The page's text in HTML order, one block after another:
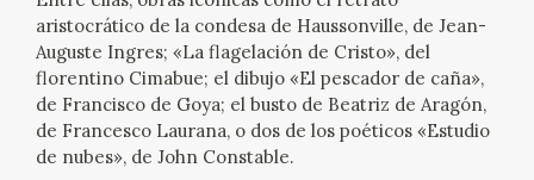
CATÁLOGO
GOYA EN EL MUNDO
GOYA EN ARAGÓN
aristocrático de la condesa de Haussonville, de Jean-
Auguste Ingres; «La flagelación de Cristo», del
florentino Cimabue; el dibujo «El pescador de caña»,
de Francisco de Goya; el busto de Beatriz de Aragón,
de Francesco Laurana, o dos de los poéticos «Estudio
de nubes», de John Constable.